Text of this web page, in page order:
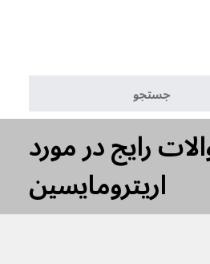
رایج در مورد
اریترومایسین